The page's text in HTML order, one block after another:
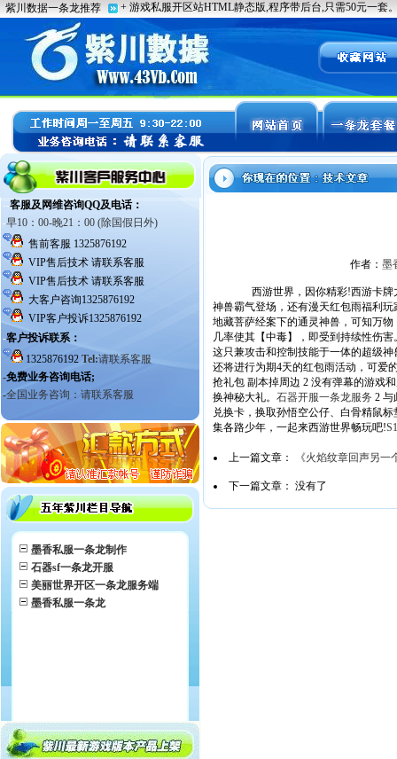
墨香私服一条龙制作
石器sf一条龙开服
美丽世界开区一条龙服务端
墨香私服一条龙
作者： 墨
西游世界，因你精彩!西游卡牌
神兽霸气登场，还有漫天红包雨福利
地藏菩萨经案下的通灵神兽，可知万
几率使其【中毒】，即受到持续性伤
这只兼攻击和控制技能于一体的超级
还将进行为期4天的红包雨活动，可爱
抢礼包 副本掉周边 2 没有弹幕的游戏
换神秘大礼。 石器开服一条龙服务 2 与
兑换卡，换取孙悟空公仔、白骨精鼠
集各路少年，一起来西游世界畅玩吧!
上一篇文章： 《火焰纹章回声另
下一篇文章： 没有了